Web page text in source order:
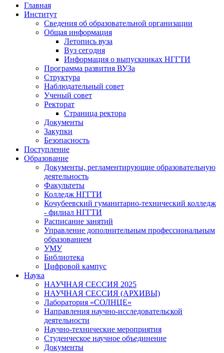
Главная
Институт
Сведения об образовательной организации
Общая информация
Летопись вуза
Вуз сегодня
Информация о выпускниках НГГТИ
Программа развития ВУЗа
Структура
Наблюдательный совет
Ученый совет
Ректорат
Страница ректора
Документы
Закупки
Безопасность
Поступление
Образование
Документы, регламентирующие образовательную
деятельность
Факультеты
Колледж НГГТИ
Кочубеевский гуманитарно-технический колледж
- филиал НГГТИ
Расписание занятий
Управление дополнительным профессиональным
образованием
УМУ
Библиотека
Цифровой кампус
Наука
НАУЧНАЯ СЕССИЯ 2025
НАУЧНАЯ СЕССИЯ (АРХИВЫ)
Лаборатория «СОЛНЦЕ»
Направления научно-исследовательской
деятельности
Научно-технические мероприятия
Студенческое научное объединение
Документы